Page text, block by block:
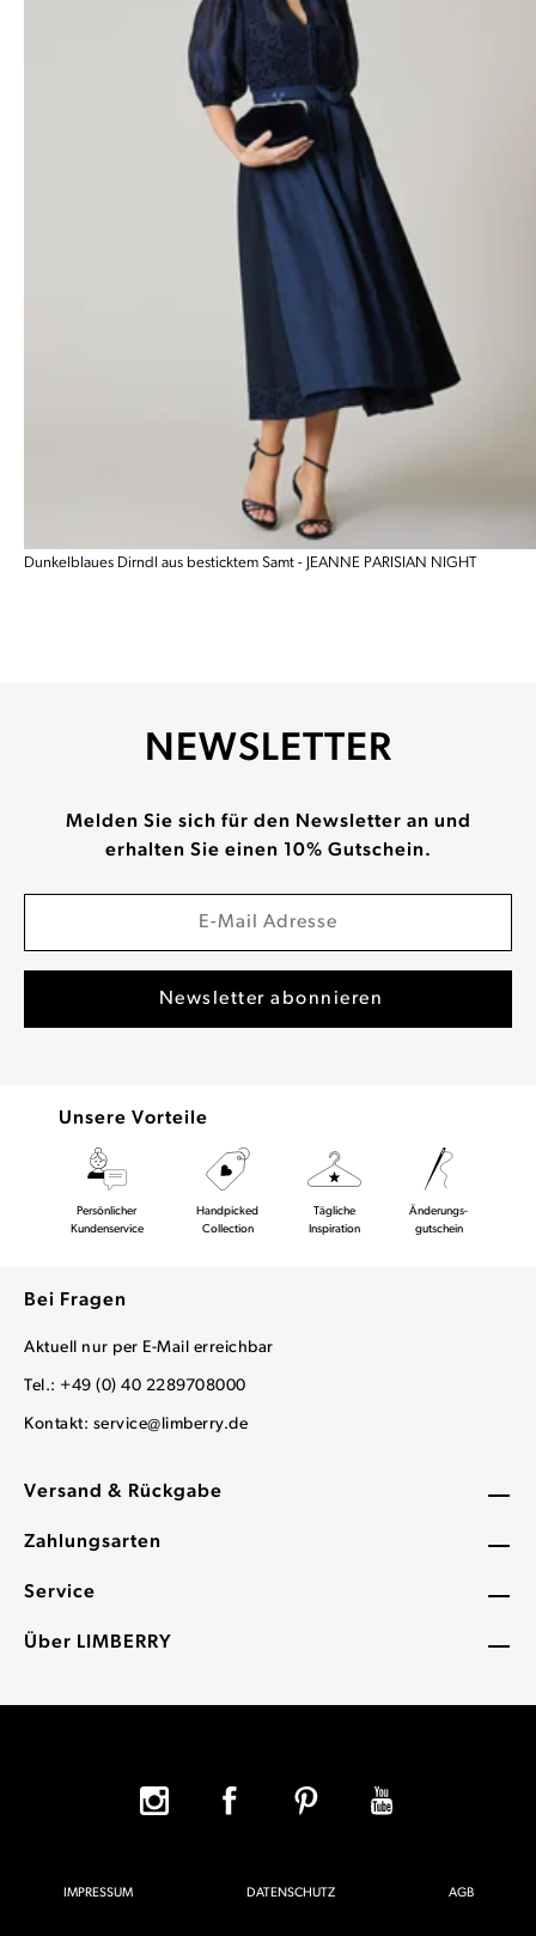
Dunkelblaues Dirndl aus besticktem Samt - JEANNE PARISIAN NIGHT
Versand & Rückgabe
Zahlungsarten
Service
Über LIMBERRY
NEWSLETTER
Melden Sie sich für den Newsletter an und
erhalten Sie einen 10% Gutschein.
Unsere Vorteile
Persönlicher
Kundenservice
Handpicked
Collection
Tägliche
Inspiration
Änderungs-
gutschein
Bei Fragen
Aktuell nur per E-Mail erreichbar
Tel.: +49 (0) 40 2289708000
Kontakt: service@limberry.de
IMPRESSUM DATENSCHUTZ AGB